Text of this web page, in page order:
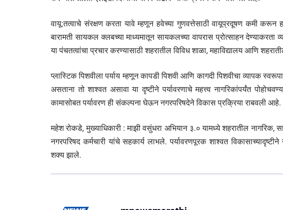
वायू:तत्वाचे संरक्षण करता यावे म्हणून हवेच्या गुणवत्तेसाठी वायूप्रदूषण कमी करून
बारामती सायकल क्लबच्या माध्यमातून सायकलच्या वापरास प्रोत्साहन देण्याकरता
या पंचतत्वांचा प्रचार करण्यासाठी शहरातील विविध शाळा, महाविद्यालय आणि
प्लास्टिक पिशवीला पर्याय म्हणून कापडी पिशवी आणि कागदी पिशवीचा व्यापक
असताना तो शाश्वत असावा या दृष्टीने पर्यावरणाचे महत्त्व नागरिकांपर्यंत
कामासोबत पर्यावरण ही संकल्पना घेऊन नगरपरिषदेने विकास प्रक्रिया राबवली आहे.
महेश रोकडे, मुख्याधिकारी : माझी वसुंधरा अभियान ३.० यामध्ये शहरातील नागरिक,
नगरपरिषद कर्मचारी यांचे सहकार्य लाभले. पर्यावरणपूरक शाश्वत
शक्य झाले.